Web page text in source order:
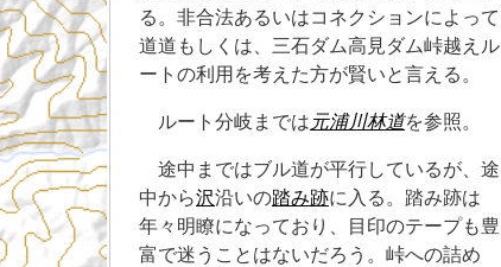
る。非合法あるいはコネクションによって
道道もしくは、三石ダム高見ダム峠越えル
ートの利用を考えた方が賢いと言える。
ルート分岐までは 元浦川林道を参照。
途中まではブル道が平行しているが、途
中から沢沿いの踏み跡に入る。踏み跡は
年々明瞭になっており、目印のテープも豊
富で迷うことはないだろう。峠への詰め